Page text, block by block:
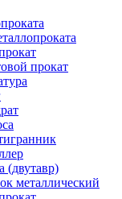
прокат
(двутавр)
металлический